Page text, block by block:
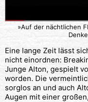
»Auf der nächtlichen
Eine lange Zeit lässt
nicht einordnen:
Junge Alton, gespielt
worden. Die
sorglos an und auch
Augen mit einer